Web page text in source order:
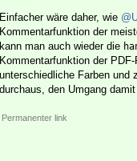
Einfacher wäre daher, wie
Kommentarfunktion der
kann man auch wieder die
Kommentarfunktion der
unterschiedliche Farben und
durchaus, den Umgang
Permanenter link